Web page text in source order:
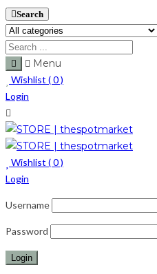
Search
Menu
Wishlist (0)
Login
Wishlist (0)
Login
Username
Password